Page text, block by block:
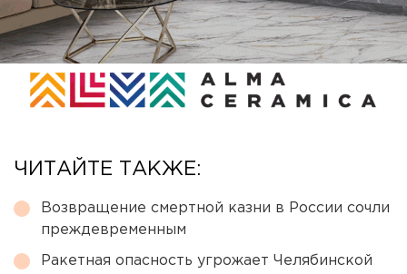
ЧИТАЙТЕ ТАКЖЕ:
Возвращение смертной казни в России сочли
преждевременным
Ракетная опасность угрожает Челябинской